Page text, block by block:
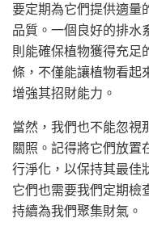
要定期為它們提供適量
品質。一個良好的排水
則能確保植物獲得充足
條，不僅能讓植物看起
增強其招財能力。
當然，我們也不能忽視
關照。記得將它們放置
行淨化，以保持其最佳
它們也需要我們定期檢
持續為我們聚集財氣。